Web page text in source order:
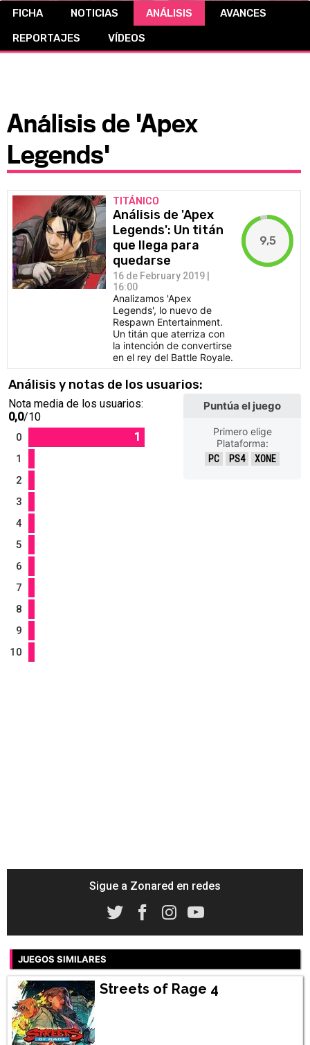
CÓMICS
FICHA NOTICIAS ANÁLISIS
AVANCES
REPORTAJES
VÍDEOS
Análisis de 'Apex
Legends'
TITÁNICO
Análisis de 'Apex
Legends': Un titán
que llega para
quedarse
16 de February 2019 |
16:00
Analizamos 'Apex
Legends', lo nuevo de
Respawn Entertainment.
Un titán que aterriza con
la intención de convertirse
en el rey del Battle Royale.
9,5
Análisis y notas de los usuarios:
Nota media de los usuarios:
0,0/10
0 1
1
2
3
4
5
6
7
8
9
10
Puntúa el juego
Primero elige
Plataforma:
PC PS4 XONE
Sigue a Zonared en redes
JUEGOS SIMILARES
Streets of Rage 4